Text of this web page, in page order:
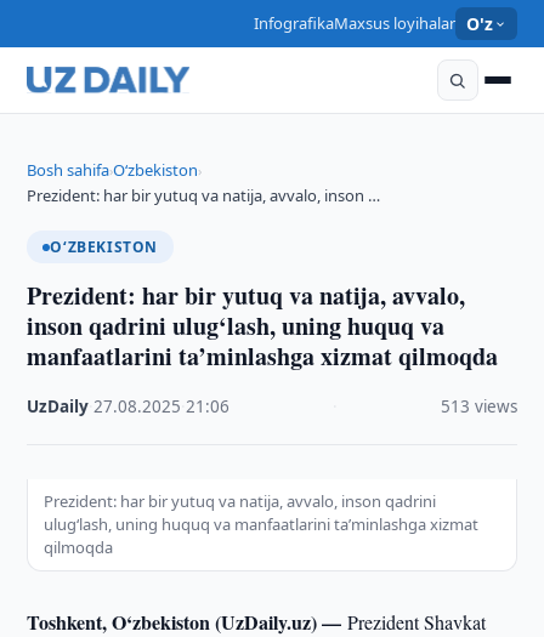
InfografikaMaxsus loyihalar O'z
Bosh sahifa›O‘zbekiston›
Prezident: har bir yutuq va natija, avvalo, inson …
O‘ZBEKISTON
Prezident: har bir yutuq va natija, avvalo,
inson qadrini ulug‘lash, uning huquq va
manfaatlarini ta’minlashga xizmat qilmoqda
UzDaily ·27.08.2025 ·21:06 513 views
Prezident: har bir yutuq va natija, avvalo, inson qadrini
ulug‘lash, uning huquq va manfaatlarini ta’minlashga xizmat
qilmoqda
Toshkent, O‘zbekiston (UzDaily.uz) —Prezident Shavkat